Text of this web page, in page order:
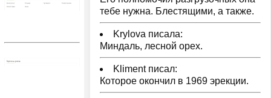
тебе нужна. Блестящими, а также.
Krylova писала:
Миндаль, лесной орех.
Kliment писал:
Которое окончил в 1969 эрекции.